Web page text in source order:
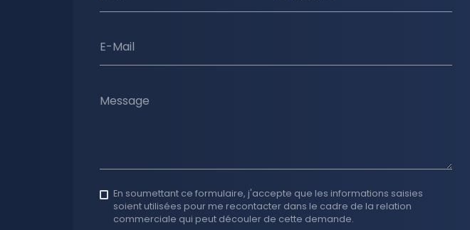
E-Mail
Message
En soumettant ce formulaire, j'accepte que les informations saisies
soient utilisées pour me recontacter dans le cadre de la relation
commerciale qui peut découler de cette demande.